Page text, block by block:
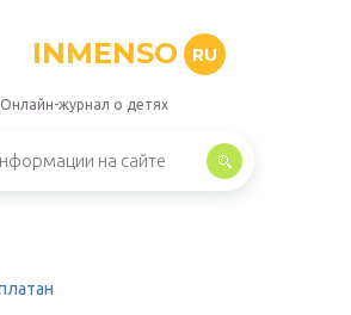
INMENSO RU
Онлайн-журнал о детях